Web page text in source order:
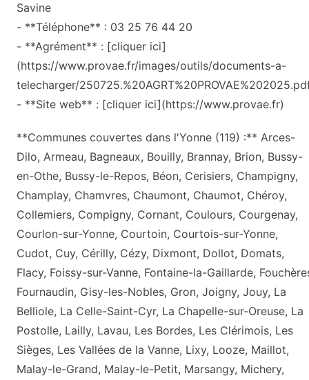
Savine
- **Téléphone** : 03 25 76 44 20
- **Agrément** : [cliquer ici]
(https://www.provae.fr/images/outils/documents-a-
telecharger/
- **Site web** : [cliquer ici](https://www.provae.fr)
**Communes couvertes dans l'Yonne (119) :** Arces-
Dilo, Armeau, Bagneaux, Bouilly, Brannay, Brion, Bussy-
en-Othe, Bussy-le-Repos, Béon, Cerisiers, Champigny,
Champlay, Chamvres, Chaumont, Chaumot, Chéroy,
Collemiers, Compigny, Cornant, Coulours, Courgenay,
Courlon-sur-Yonne, Courtoin, Courtois-sur-Yonne,
Cudot, Cuy, Cérilly, Cézy, Dixmont, Dollot, Domats,
Flacy, Foissy-sur-Vanne, Fontaine-la-Gaillarde,
Fournaudin, Gisy-les-Nobles, Gron, Joigny, Jouy, La
Belliole, La Celle-Saint-Cyr, La Chapelle-sur-Oreuse, La
Postolle, Lailly, Lavau, Les Bordes, Les Clérimois, Les
Sièges, Les Vallées de la Vanne, Lixy, Looze, Maillot,
Malay-le-Grand, Malay-le-Petit, Marsangy, Michery,